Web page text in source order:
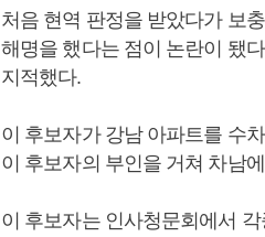
처음 현역 판정을 받았다가 보
해명을 했다는 점이 논란이 됐
지적했다.
이 후보자가 강남 아파트를 수
이 후보자의 부인을 거쳐 차남
이 후보자는 인사청문회에서